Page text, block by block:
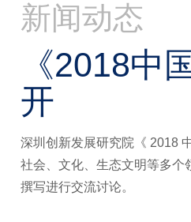
新闻动态
《2018中
开
深圳创新发展研究院《 2018
社会、文化、生态文明等多个
撰写进行交流讨论。